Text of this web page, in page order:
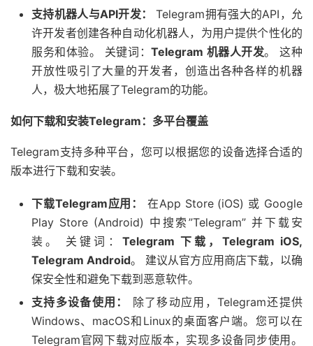
支持机器人与API开发：
Telegram拥有强大的API，允
许开发者创建各种自动化机器人，为用户提供个性化的
服务和体验。 关键词：Telegram 机器人开发。 这种
开放性吸引了大量的开发者，创造出各种各样的机器
人，极大地拓展了Telegram的功能。
如何下载和安装Telegram：多平台覆盖
Telegram支持多种平台，您可以根据您的设备选择合适的
版本进行下载和安装。
下载Telegram应用：
在App Store (iOS) 或 Google
Play Store (Android) 中搜索”Telegram” 并下载安
装。 关键词： Telegram 下载，Telegram iOS,
Telegram Android。 建议从官方应用商店下载，以确
保安全性和避免下载到恶意软件。
支持多设备使用：
除了移动应用，Telegram还提供
Windows、macOS和Linux的桌面客户端。您可以在
Telegram官网下载对应版本，实现多设备同步使用。